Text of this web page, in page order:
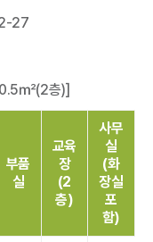
27
㎡(2층)]
부품
실
교육
장
(2
층)
사무
실
(화
장실
포
함)